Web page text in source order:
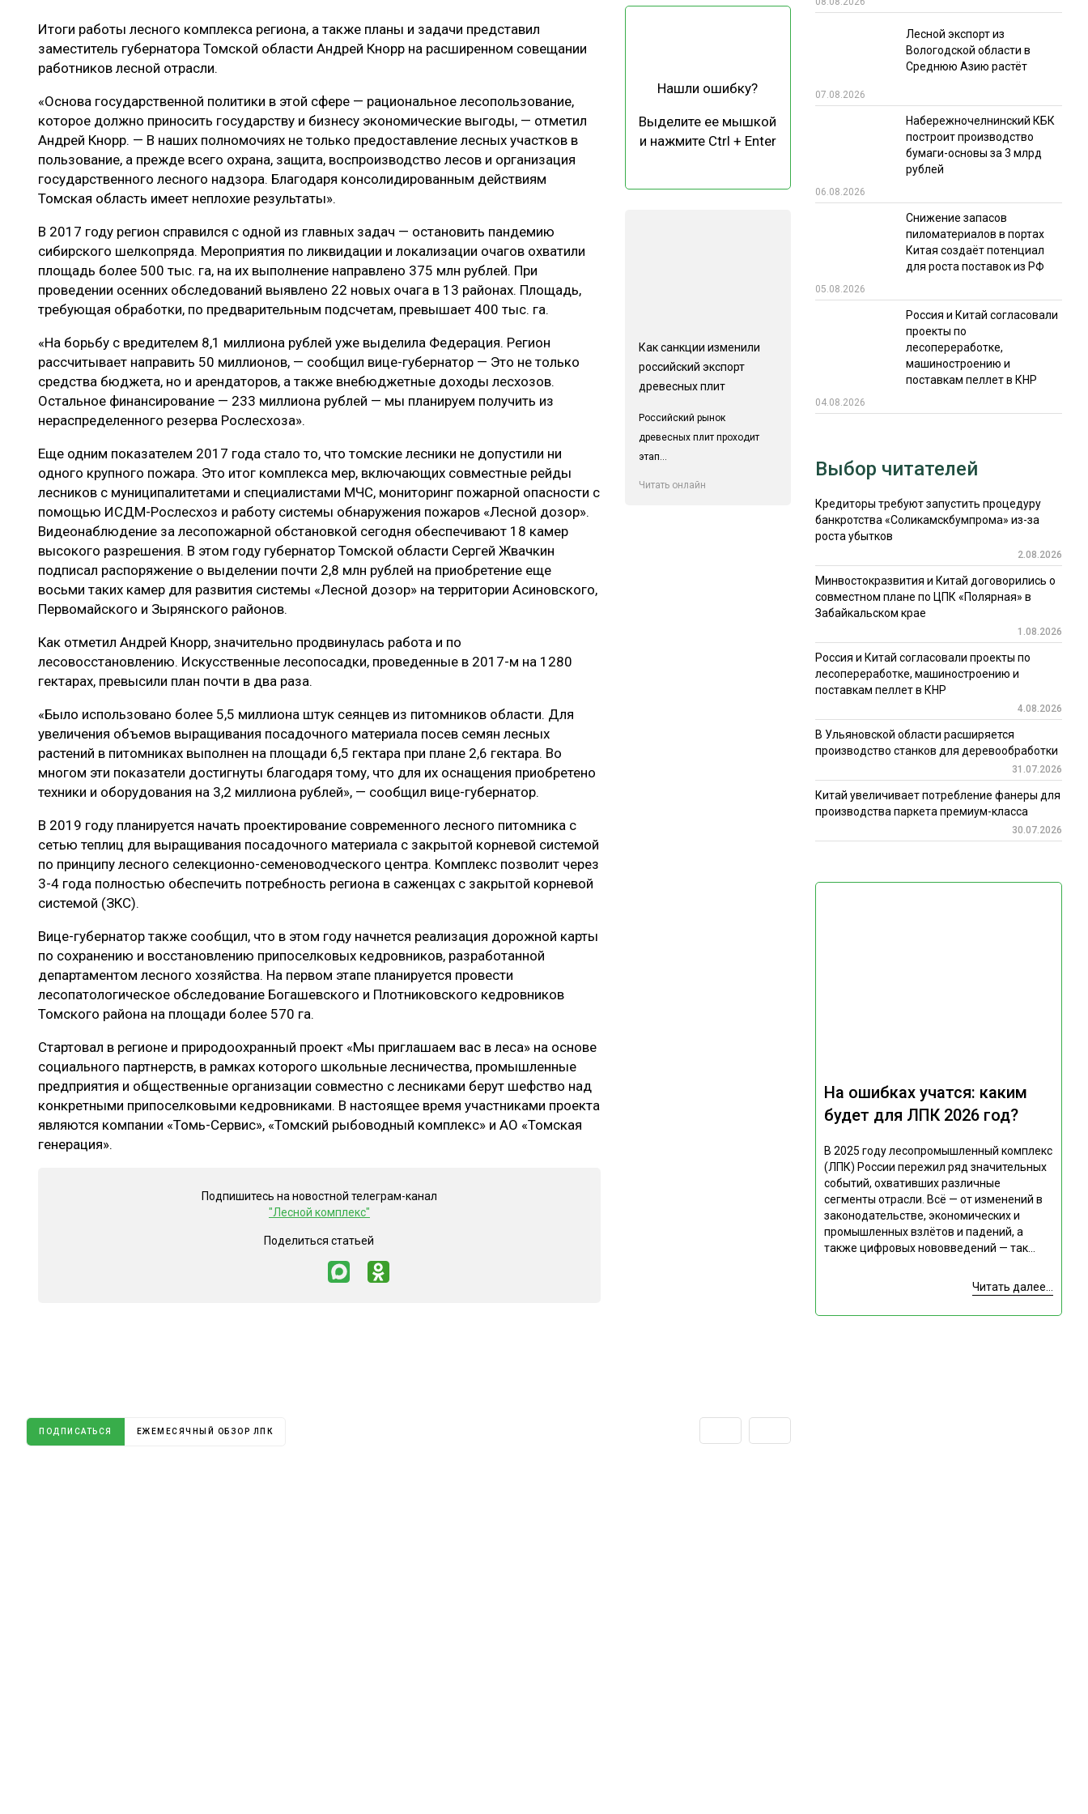
ЛОГИСТИКА
ПРОИЗВОДСТВО ДРЕВЕСНЫХ ПЛИТ
ЦБП
МЕБЕЛЬНОЕ ПРОИЗВОДСТВО
ЭКСПЕРТНОЕ МНЕНИЕ
ИТОГИ МЕРОПРИЯТИЙ
Итоги работы лесного комплекса региона, а также планы и задачи представил
заместитель губернатора Томской области Андрей Кнорр на расширенном совещании
работников лесной отрасли.
«Основа государственной политики в этой сфере — рациональное лесопользование,
которое должно приносить государству и бизнесу экономические выгоды, — отметил
Андрей Кнорр. — В наших полномочиях не только предоставление лесных участков в
пользование, а прежде всего охрана, защита, воспроизводство лесов и организация
государственного лесного надзора. Благодаря консолидированным действиям
Томская область имеет неплохие результаты».
В 2017 году регион справился с одной из главных задач — остановить пандемию
сибирского шелкопряда. Мероприятия по ликвидации и локализации очагов охватили
площадь более 500 тыс. га, на их выполнение направлено 375 млн рублей. При
проведении осенних обследований выявлено 22 новых очага в 13 районах. Площадь,
требующая обработки, по предварительным подсчетам, превышает 400 тыс. га.
«На борьбу с вредителем 8,1 миллиона рублей уже выделила Федерация. Регион
рассчитывает направить 50 миллионов, — сообщил вице-губернатор — Это не только
средства бюджета, но и арендаторов, а также внебюджетные доходы лесхозов.
Остальное финансирование — 233 миллиона рублей — мы планируем получить из
нераспределенного резерва Рослесхоза».
Еще одним показателем 2017 года стало то, что томские лесники не допустили ни
одного крупного пожара. Это итог комплекса мер, включающих совместные рейды
лесников с муниципалитетами и специалистами МЧС, мониторинг пожарной опасности с
помощью ИСДМ-Рослесхоз и работу системы обнаружения пожаров «Лесной дозор».
Видеонаблюдение за лесопожарной обстановкой сегодня обеспечивают 18 камер
высокого разрешения. В этом году губернатор Томской области Сергей Жвачкин
подписал распоряжение о выделении почти 2,8 млн рублей на приобретение еще
восьми таких камер для развития системы «Лесной дозор» на территории Асиновского,
Первомайского и Зырянского районов.
Как отметил Андрей Кнорр, значительно продвинулась работа и по
лесовосстановлению. Искусственные лесопосадки, проведенные в 2017-м на 1280
гектарах, превысили план почти в два раза.
«Было использовано более 5,5 миллиона штук сеянцев из питомников области. Для
увеличения объемов выращивания посадочного материала посев семян лесных
растений в питомниках выполнен на площади 6,5 гектара при плане 2,6 гектара. Во
многом эти показатели достигнуты благодаря тому, что для их оснащения приобретено
техники и оборудования на 3,2 миллиона рублей», — сообщил вице-губернатор.
В 2019 году планируется начать проектирование современного лесного питомника с
сетью теплиц для выращивания посадочного материала с закрытой корневой системой
по принципу лесного селекционно-семеноводческого центра. Комплекс позволит через
3-4 года полностью обеспечить потребность региона в саженцах с закрытой корневой
системой (ЗКС).
Вице-губернатор также сообщил, что в этом году начнется реализация дорожной карты
по сохранению и восстановлению припоселковых кедровников, разработанной
департаментом лесного хозяйства. На первом этапе планируется провести
лесопатологическое обследование Богашевского и Плотниковского кедровников
Томского района на площади более 570 га.
Стартовал в регионе и природоохранный проект «Мы приглашаем вас в леса» на основе
социального партнерств, в рамках которого школьные лесничества, промышленные
предприятия и общественные организации совместно с лесниками берут шефство над
конкретными припоселковыми кедровниками. В настоящее время участниками проекта
являются компании «Томь-Сервис», «Томский рыбоводный комплекс» и АО «Томская
генерация».
Подпишитесь на новостной телеграм-канал
"Лесной комплекс"
Поделиться статьей
Нашли ошибку?
Выделите ее мышкой
и нажмите Ctrl + Enter
Как санкции изменили
российский экспорт
древесных плит
Российский рынок
древесных плит проходит
этап...
Читать онлайн
Лесной экспорт из
Вологодской области в
Среднюю Азию растёт
07.08.2026
Набережночелнинский КБК
построит производство
бумаги-основы за 3 млрд
рублей
06.08.2026
Снижение запасов
пиломатериалов в портах
Китая создаёт потенциал
для роста поставок из РФ
05.08.2026
Россия и Китай согласовали
проекты по
лесопереработке,
машиностроению и
поставкам пеллет в КНР
04.08.2026
На ошибках учатся: каким
будет для ЛПК 2026 год?
В 2025 году лесопромышленный комплекс
(ЛПК) России пережил ряд значительных
событий, охвативших различные
сегменты отрасли. Всё — от изменений в
законодательстве, экономических и
промышленных взлётов и падений, а
также цифровых нововведений — так...
Читать далее...
ПОДПИСАТЬСЯ ЕЖЕМЕСЯЧНЫЙ ОБЗОР ЛПК
Выбор читателей
Кредиторы требуют запустить процедуру
банкротства «Соликамскбумпрома» из-за
роста убытков
2.08.2026
Минвостокразвития и Китай договорились о
совместном плане по ЦПК «Полярная» в
Забайкальском крае
1.08.2026
Россия и Китай согласовали проекты по
лесопереработке, машиностроению и
поставкам пеллет в КНР
4.08.2026
В Ульяновской области расширяется
производство станков для деревообработки
31.07.2026
Китай увеличивает потребление фанеры для
производства паркета премиум-класса
30.07.2026